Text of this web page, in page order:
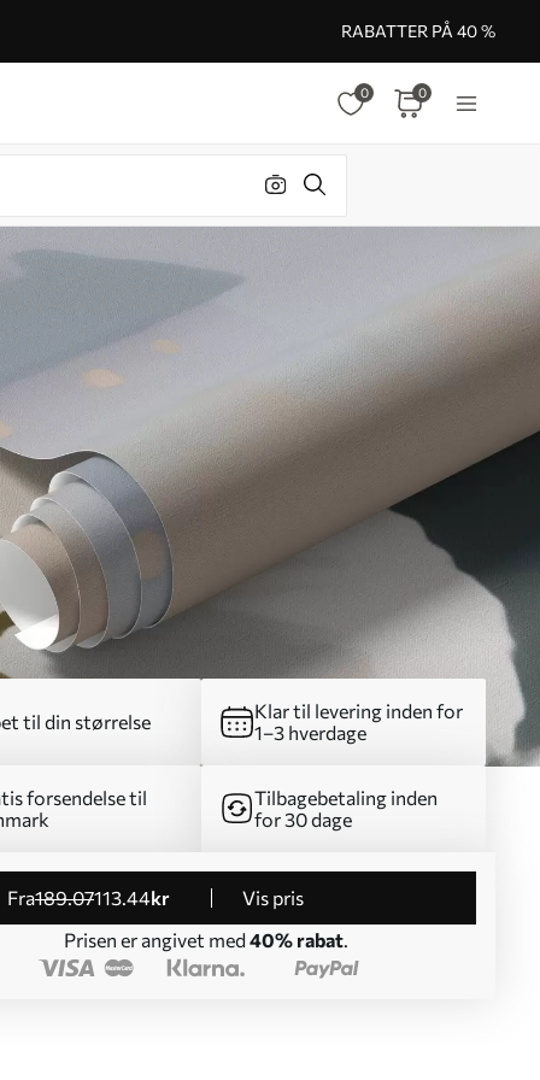
RABATTER PÅ 40 %
0 0
til din størrelse
Klar til levering inden for
1–3 hverdage
forsendelse til
Tilbagebetaling inden
for 30 dage
fra189.07113.44kr
Vis pris
Prisen er angivet med 40% rabat.